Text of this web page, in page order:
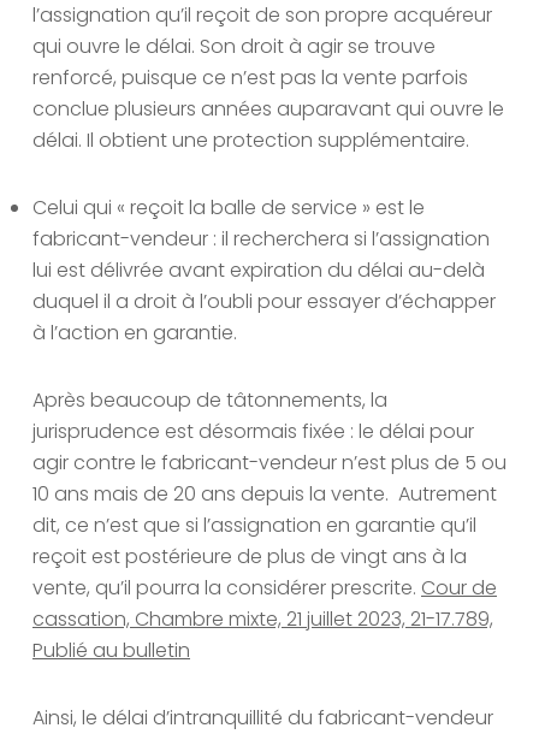
l’assignation qu’il reçoit de son propre acquéreur
qui ouvre le délai. Son droit à agir se trouve
renforcé, puisque ce n’est pas la vente parfois
conclue plusieurs années auparavant qui ouvre le
délai. Il obtient une protection supplémentaire.
Celui qui « reçoit la balle de service » est le
fabricant-vendeur : il recherchera si l’assignation
lui est délivrée avant expiration du délai au-delà
duquel il a droit à l’oubli pour essayer d’échapper
à l’action en garantie.
Après beaucoup de tâtonnements, la
jurisprudence est désormais fixée : le délai pour
agir contre le fabricant-vendeur n’est plus de 5 ou
10 ans mais de 20 ans depuis la vente. Autrement
dit, ce n’est que si l’assignation en garantie qu’il
reçoit est postérieure de plus de vingt ans à la
vente, qu’il pourra la considérer prescrite. Cour de
cassation, Chambre mixte, 21 juillet 2023, 21-17.789,
Publié au bulletin
Ainsi, le délai d’intranquillité du fabricant-vendeur